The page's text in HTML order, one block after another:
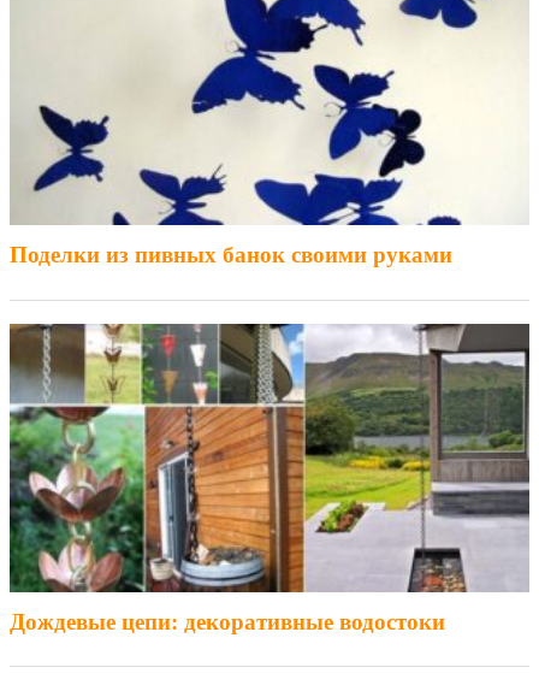
Поделки из пивных банок своими руками
Дождевые цепи: декоративные водостоки